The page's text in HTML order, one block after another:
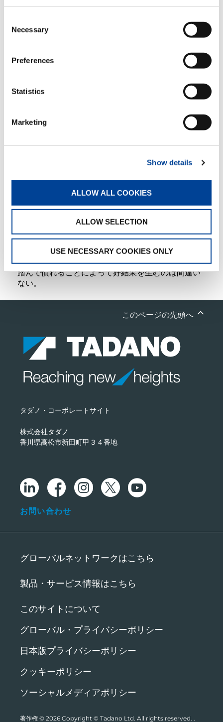
Selection
Necessary
Preferences
Statistics
Marketing
Show details
ALLOW ALL COOKIES
ALLOW SELECTION
USE NECESSARY COOKIES ONLY
ある。しかし、それが私の大変良い勉強にもなって
いるので、私が文を作る上でどんなことに注力して
話す言葉はその場限りだが文章はいつまでも残る
し、訂正が厄介である。そのうえ、話すことも文章
っても隠しおおせるものではない。反面、その人の
中身を表現するためには最良の手段にもなるから、
私が文を作る上で特に気をつけている点を5つ紹介す
る。
こと。
2 その為には何を言わなければならないか、これだ
けはどうしても言っておきたいということを、拾い
出して構想を練る。
3 それをできるだけ簡潔に、短く表現する。
る。
5 出来あがった草稿を、時間を置いて読み返し、修
正を加える。
まだ他にもあると思うが、我田引水のようで十分な
答えになっていないことを寛容願う。人前で話すこ
とも文を作ることも共に、積極的に挑戦し、場数を
踏んで慣れることによって好結果を生むのは間違い
ない。
このページの先頭へ
タダノ・コーポレートサイト
株式会社タダノ
香川県高松市新田町甲３４番地
お問い合わせ
グローバルネットワークはこちら
製品・サービス情報はこちら
このサイトについて
グローバル・プライバシーポリシー
日本版プライバシーポリシー
クッキーポリシー
ソーシャルメディアポリシー
著作権 © 2026 Copyright © Tadano Ltd. All rights reserved. .